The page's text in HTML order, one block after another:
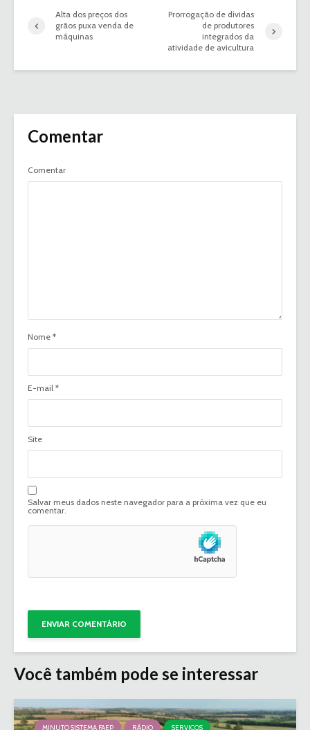
Alta dos preços dos
grãos puxa venda de
máquinas
Prorrogação de dívidas
de produtores
integrados da
atividade de avicultura
Comentar
Comentar
Nome *
E-mail *
Site
Salvar meus dados neste navegador para a próxima vez que eu
comentar.
Você também pode se interessar
MINUTO SISTEMA FAEP RÁDIO SERVIÇOS